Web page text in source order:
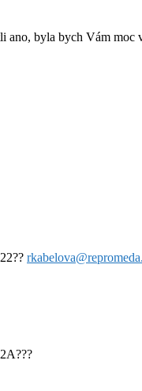
ano, byla bych Vám moc